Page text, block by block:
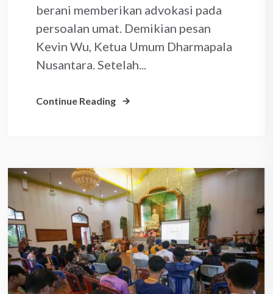
berani memberikan advokasi pada
persoalan umat. Demikian pesan
Kevin Wu, Ketua Umum Dharmapala
Nusantara. Setelah...
Continue Reading